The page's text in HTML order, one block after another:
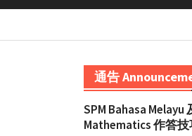
通告
SPM Bahasa Melayu
Mathematics 作答